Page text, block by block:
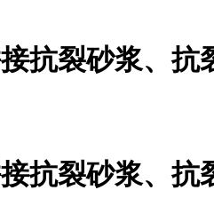
抗裂砂浆、抗
抗裂砂浆、抗